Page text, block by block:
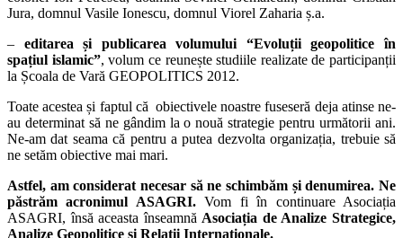
Jura, domnul Vasile Ionescu, domnul Viorel Zaharia ș.a.
– editarea și publicarea volumului “Evoluții geopolitice în
spațiul islamic”, volum ce reunește studiile realizate de participanții
la Școala de Vară GEOPOLITICS 2012.
Toate acestea și faptul că obiectivele noastre fuseseră deja atinse ne-
au determinat să ne gândim la o nouă strategie pentru următorii ani.
Ne-am dat seama că pentru a putea dezvolta organizația, trebuie să
ne setăm obiective mai mari.
Astfel, am considerat necesar să ne schimbăm și denumirea. Ne
păstrăm acronimul ASAGRI.Vom fi în continuare Asociația
ASAGRI, însă aceasta înseamnă Asociația de Analize Strategice,
Analize Geopolitice și Relații Internaționale.